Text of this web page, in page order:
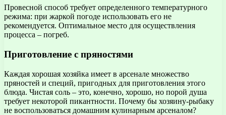
Провесной способ требует определенного температурного
режима: при жаркой погоде использовать его не
рекомендуется. Оптимальное место для осуществления
процесса – погреб.
Приготовление с пряностями
Каждая хорошая хозяйка имеет в арсенале множество
пряностей и специй, пригодных для приготовления этого
блюда. Чистая соль – это, конечно, хорошо, но порой душа
требует некоторой пикантности. Почему бы хозяину-рыбаку
не воспользоваться домашним кулинарным арсеналом?